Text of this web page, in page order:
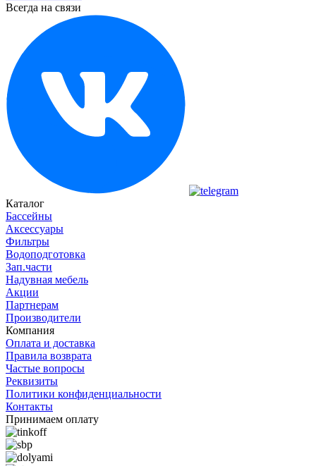
Всегда на связи
Каталог
Бассейны
Аксессуары
Фильтры
Водоподготовка
Зап.части
Надувная мебель
Акции
Партнерам
Производители
Компания
Оплата и доставка
Правила возврата
Частые вопросы
Реквизиты
Политики конфиденциальности
Контакты
Принимаем оплату